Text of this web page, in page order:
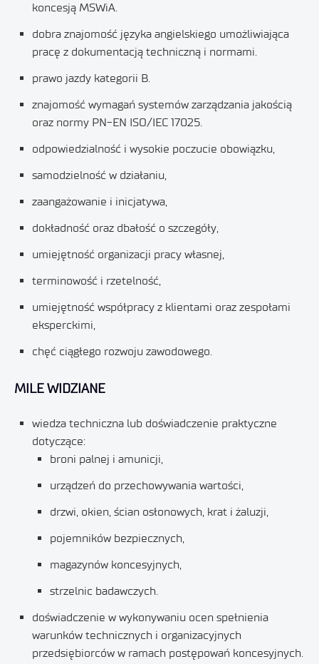
koncesją MSWiA.
dobra znajomość języka angielskiego umożliwiająca
pracę z dokumentacją techniczną i normami.
prawo jazdy kategorii B.
znajomość wymagań systemów zarządzania jakością
oraz normy PN-EN ISO/IEC 17025.
odpowiedzialność i wysokie poczucie obowiązku,
samodzielność w działaniu,
zaangażowanie i inicjatywa,
dokładność oraz dbałość o szczegóły,
umiejętność organizacji pracy własnej,
terminowość i rzetelność,
umiejętność współpracy z klientami oraz zespołami
eksperckimi,
chęć ciągłego rozwoju zawodowego.
MILE WIDZIANE
wiedza techniczna lub doświadczenie praktyczne
dotyczące:
broni palnej i amunicji,
urządzeń do przechowywania wartości,
drzwi, okien, ścian osłonowych, krat i żaluzji,
pojemników bezpiecznych,
magazynów koncesyjnych,
strzelnic badawczych.
doświadczenie w wykonywaniu ocen spełnienia
warunków technicznych i organizacyjnych
przedsiębiorców w ramach postępowań koncesyjnych.